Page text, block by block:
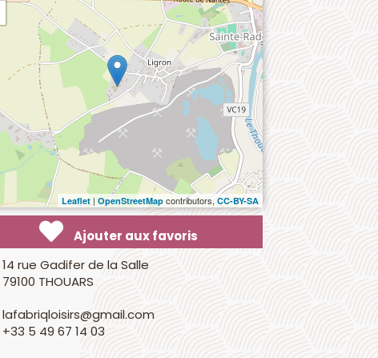
Leaflet | OpenStreetMap contributors,CC-BY-SA
Ajouter aux favoris
14 rue Gadifer de la Salle
79100 THOUARS
lafabriqloisirs@gmail.com
+33 5 49 67 14 03